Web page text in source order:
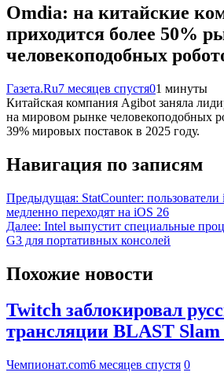
Omdia: на китайские
приходится более 50%
человекоподобных
Газета.Ru7 месяцев спустя01 минуты
Китайская компания Agibot заняла
на мировом рынке человекоподобных
39% мировых поставок в 2025 году.
Навигация по записям
Предыдущая: StatCounter:
медленно переходят на iOS 26
Далее: Intel выпустит специальные
G3 для портативных консолей
Похожие новости
Twitch заблокировал
трансляции BLAST
Чемпионат.com6 месяцев спустя 0